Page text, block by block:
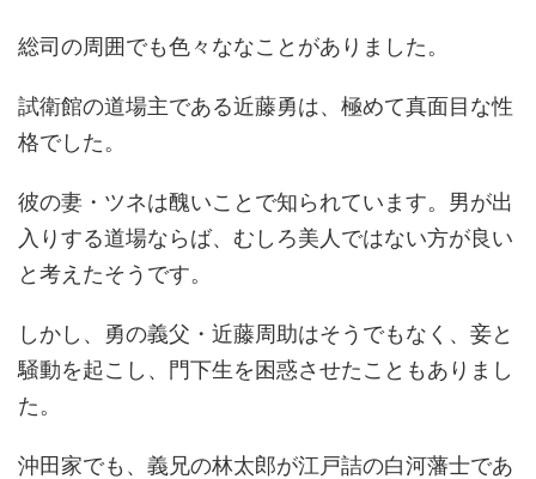
総司の周囲でも色々ななことがありました。
試衛館の道場主である近藤勇は、極めて真面目な性
格でした。
彼の妻・ツネは醜いことで知られています。男が出
入りする道場ならば、むしろ美人ではない方が良い
と考えたそうです。
しかし、勇の義父・近藤周助はそうでもなく、妾と
騒動を起こし、門下生を困惑させたこともありまし
た。
沖田家でも、義兄の林太郎が江戸詰の白河藩士であ